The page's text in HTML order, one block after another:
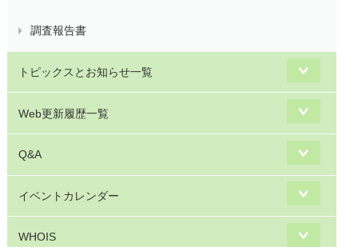
調査報告書
トピックスとお知らせ一覧
Web更新履歴一覧
Q&A
イベントカレンダー
WHOIS